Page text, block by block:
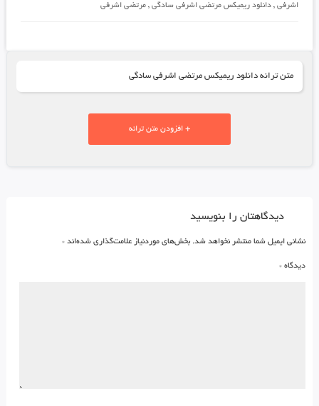
اشرفی, دانلود ریمیکس مرتضی اشرفی سادگی, مرتضی اشرفی
متن ترانه دانلود ریمیکس مرتضی اشرفی سادگی
+ افزودن متن ترانه
دیدگاهتان را بنویسید
نشانی ایمیل شما منتشر نخواهد شد. بخش‌های موردنیاز علامت‌گذاری شده‌اند *
دیدگاه *